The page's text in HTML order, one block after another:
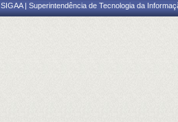
SIGAA | Superintendência de Tecnologia da